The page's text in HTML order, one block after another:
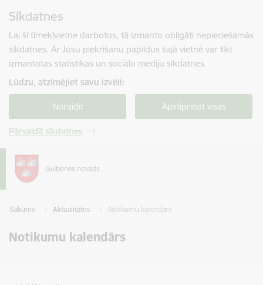
Sīkdatnes
Lai šī tīmekļvietne darbotos, tā izmanto obligāti nepieciešamās
sīkdatnes. Ar Jūsu piekrišanu papildus šajā vietnē var tikt
izmantotas statistikas un sociālo mediju sīkdatnes.
Lūdzu, atzīmējiet savu izvēli:
Noraidīt Apstiprināt visas
Pārvaldīt sīkdatnes
Sākums Aktualitātes Notikumu kalendārs
Notikumu kalendārs